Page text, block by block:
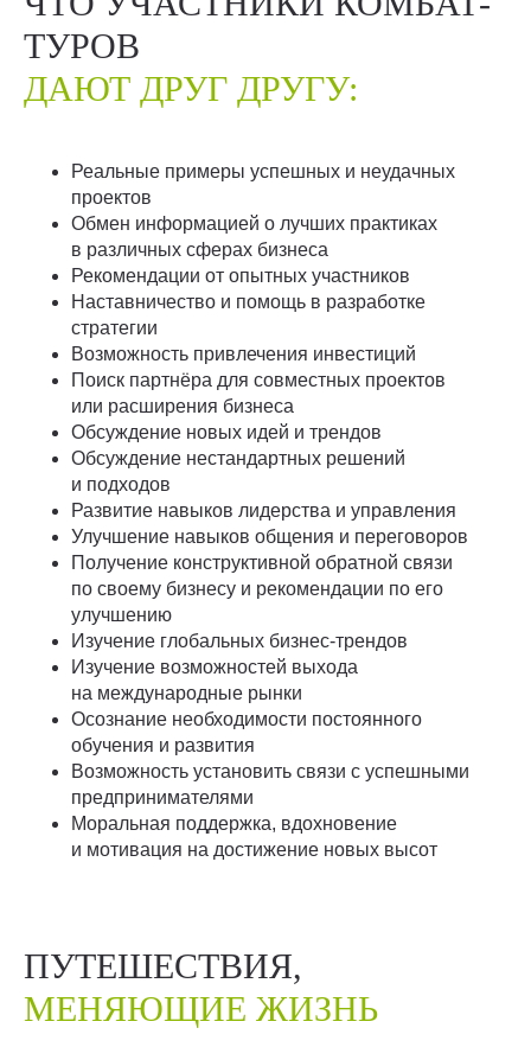
ТУРОВ
ДАЮТ ДРУГ ДРУГУ:
Реальные примеры успешных и неудачных
проектов
Обмен информацией о лучших практиках
в различных сферах бизнеса
Рекомендации от опытных участников
Наставничество и помощь в разработке
стратегии
Возможность привлечения инвестиций
Поиск партнёра для совместных проектов
или расширения бизнеса
Обсуждение новых идей и трендов
Обсуждение нестандартных решений
и подходов
Развитие навыков лидерства и управления
Улучшение навыков общения и переговоров
Получение конструктивной обратной связи
по своему бизнесу и рекомендации по его
улучшению
Изучение глобальных бизнес-трендов
Изучение возможностей выхода
на международные рынки
Осознание необходимости постоянного
обучения и развития
Возможность установить связи с успешными
предпринимателями
Моральная поддержка, вдохновение
и мотивация на достижение новых высот
ПУТЕШЕСТВИЯ,
МЕНЯЮЩИЕ ЖИЗНЬ